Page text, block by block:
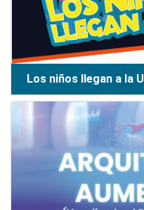
Los niños llegan a la U